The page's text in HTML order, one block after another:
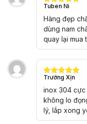
Được xếp
hạng
5
sao
Tuben Ni
Hàng đẹp
dùng nam
quay lại mua
Được xếp
hạng55
sao
Trường Xịn
inox 304 cực
không lo
lý, lắp xong